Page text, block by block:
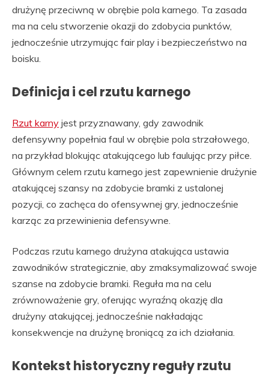
drużynę przeciwną w obrębie pola karnego. Ta zasada
ma na celu stworzenie okazji do zdobycia punktów,
jednocześnie utrzymując fair play i bezpieczeństwo na
boisku.
Definicja i cel rzutu karnego
Rzut karny jest przyznawany, gdy zawodnik
defensywny popełnia faul w obrębie pola strzałowego,
na przykład blokując atakującego lub faulując przy piłce.
Głównym celem rzutu karnego jest zapewnienie drużynie
atakującej szansy na zdobycie bramki z ustalonej
pozycji, co zachęca do ofensywnej gry, jednocześnie
karząc za przewinienia defensywne.
Podczas rzutu karnego drużyna atakująca ustawia
zawodników strategicznie, aby zmaksymalizować swoje
szanse na zdobycie bramki. Reguła ma na celu
zrównoważenie gry, oferując wyraźną okazję dla
drużyny atakującej, jednocześnie nakładając
konsekwencje na drużynę broniącą za ich działania.
Kontekst historyczny reguły rzutu